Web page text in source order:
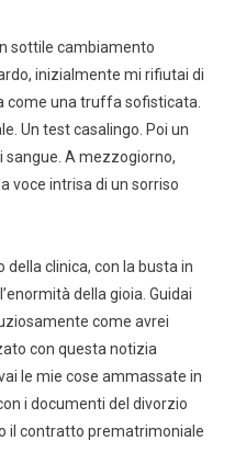
sottile cambiamento
inizialmente mi rifiutai di
come una truffa sofisticata.
Un test casalingo. Poi un
sangue. A mezzogiorno,
voce intrisa di un sorriso
della clinica, con la busta in
della gioia. Guidai
come avrei
con questa notizia
le mie cose ammassate in
i documenti del divorzio
il contratto prematrimoniale